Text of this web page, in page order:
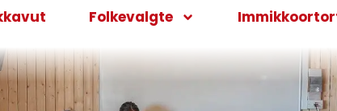
Folkevalgte